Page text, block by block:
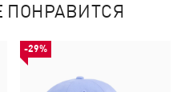
ПОНРАВИТСЯ
-29%